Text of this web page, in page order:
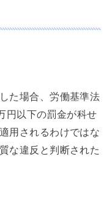
た場合、労働基準法
円以下の罰金が科せ
用されるわけではな
な違反と判断された